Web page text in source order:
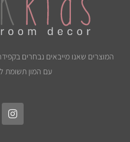
המוצרים שאנו מייבאים נבחרים
עם המון תשומת